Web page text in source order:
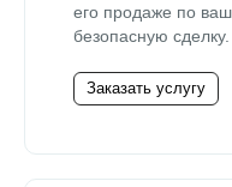
его продаже по
безопасную сделку.
Заказать услугу